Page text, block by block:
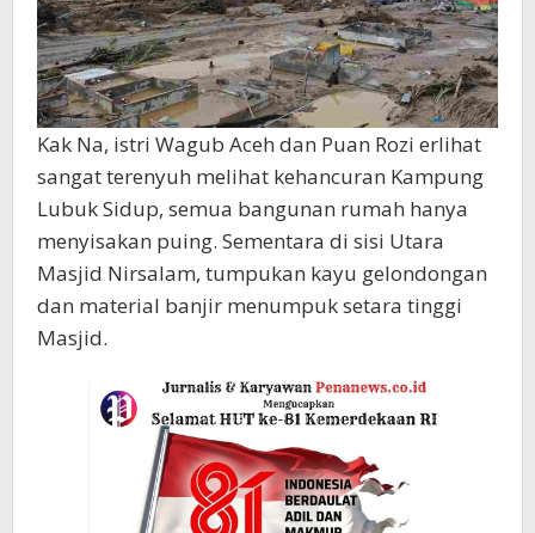
Kak Na, istri Wagub Aceh dan Puan Rozi erlihat
sangat terenyuh melihat kehancuran Kampung
Lubuk Sidup, semua bangunan rumah hanya
menyisakan puing. Sementara di sisi Utara
Masjid Nirsalam, tumpukan kayu gelondongan
dan material banjir menumpuk setara tinggi
Masjid.